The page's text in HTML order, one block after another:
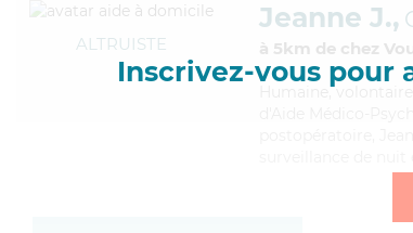
Inscrivez-vous pour
ALTRUISTE
Jeanne J.,
à 5km de chez
,
d'Aide Médico-